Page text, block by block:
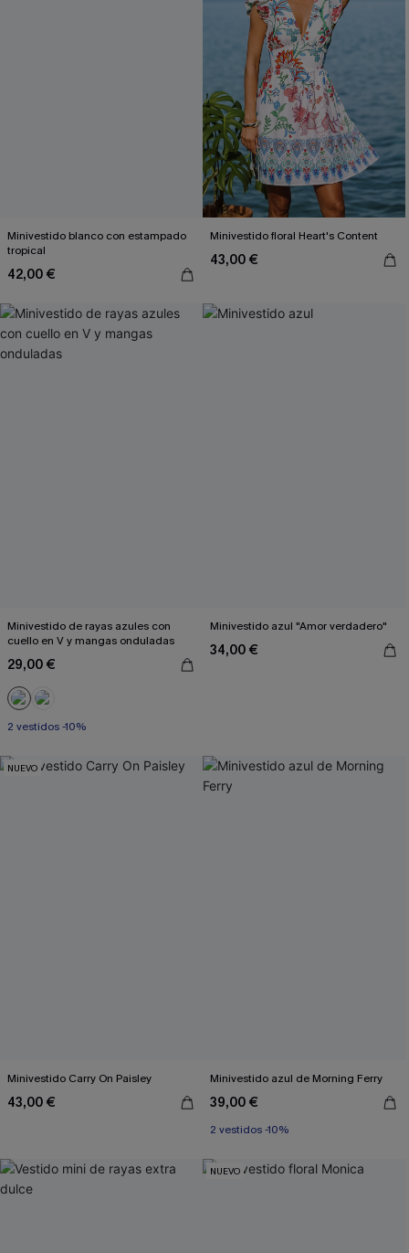
Minivestido blanco con estampado
tropical
42,00 €
Minivestido floral Heart's Content
43,00 €
Minivestido de rayas azules con
cuello en V y mangas onduladas
29,00 €
2 vestidos -10%
Minivestido azul "Amor verdadero"
34,00 €
NUEVO
Minivestido Carry On Paisley
43,00 €
Minivestido azul de Morning Ferry
39,00 €
2 vestidos -10%
NUEVO